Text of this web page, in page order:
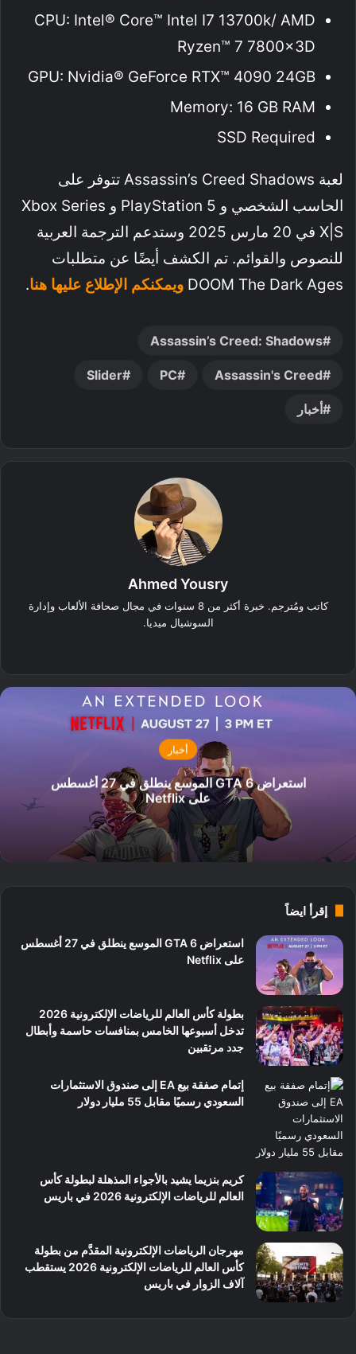
CPU: Intel® Core™ Intel I7 13700k/ AMD
Ryzen™ 7 7800x3D
GPU: Nvidia® GeForce RTX™ 4090 24GB
Memory: 16 GB RAM
SSD Required
لعبة Assassin’s Creed Shadows تتوفر على
الحاسب الشخصي و PlayStation 5 و Xbox Series
X|S في 20 مارس 2025 وستدعم الترجمة العربية
للنصوص والقوائم. تم الكشف أيضًا عن متطلبات
DOOM The Dark Ages ويمكنكم الإطلاع عليها هنا.
Assassin’s Creed: Shadows
Assassin's Creed
PC
Slider
أخبار
Ahmed Yousry
كاتب ومُترجم. خبرة أكثر من 8 سنوات في مجال صحافة الألعاب وإدارة
السوشيال ميديا.
أخبار
استعراض GTA 6 الموسع ينطلق في 27 أغسطس
على Netflix
إقرأ ايضاً
استعراض GTA 6 الموسع ينطلق في 27 أغسطس
على Netflix
بطولة كأس العالم للرياضات الإلكترونية 2026
تدخل أسبوعها الخامس بمنافسات حاسمة وأبطال
جدد مرتقبين
إتمام صفقة بيع EA إلى صندوق الاستثمارات
السعودي رسميًا مقابل 55 مليار دولار
كريم بنزيما يشيد بالأجواء المذهلة لبطولة كأس
العالم للرياضات الإلكترونية 2026 في باريس
مهرجان الرياضات الإلكترونية المقدَّم من بطولة
كأس العالم للرياضات الإلكترونية 2026 يستقطب
آلاف الزوار في باريس